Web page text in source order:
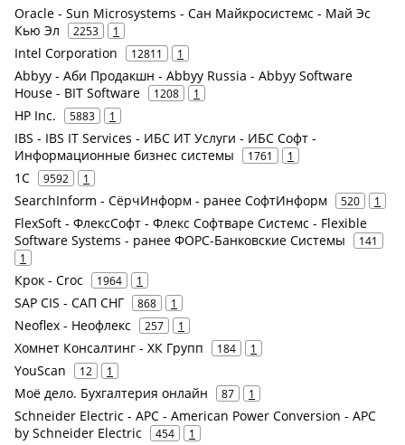
Oracle - Sun Microsystems - Сан Майкросистемс - Май Эс
Кью Эл
2253 1
Intel Corporation 12811 1
Abbyy - Аби Продакшн - Abbyy Russia - Abbyy Software
House - BIT Software
1208 1
HP Inc. 5883 1
IBS - IBS IT Services - ИБС ИТ Услуги - ИБС Софт -
Информационные бизнес системы
1761 1
1С 9592 1
SearchInform - СёрчИнформ - ранее СофтИнформ 520 1
FlexSoft - ФлексСофт - Флекс Софтваре Системс - Flexible
Software Systems - ранее ФОРС-Банковские Системы
141
1
Крок - Croc 1964 1
SAP CIS - САП СНГ 868 1
Neoflex - Неофлекс 257 1
Хомнет Консалтинг - ХК Групп 184 1
YouScan 12 1
Моё дело. Бухгалтерия онлайн 87 1
Schneider Electric - APC - American Power Conversion - APC
by Schneider Electric
454 1